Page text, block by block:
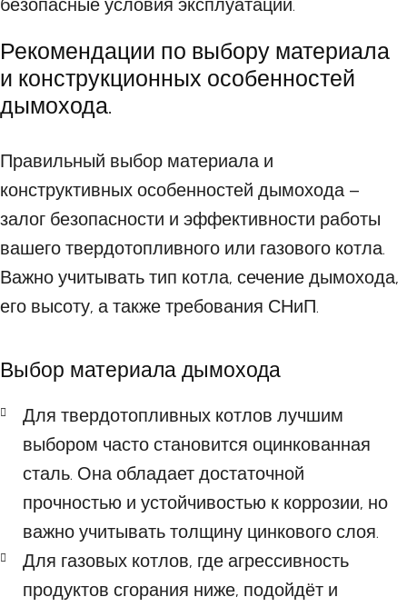
безопасные условия эксплуатации.
Рекомендации по выбору материала
и конструкционных особенностей
дымохода.
Правильный выбор материала и
конструктивных особенностей дымохода –
залог безопасности и эффективности работы
вашего твердотопливного или газового котла.
Важно учитывать тип котла, сечение дымохода,
его высоту, а также требования СНиП.
Выбор материала дымохода
Для твердотопливных котлов лучшим
выбором часто становится оцинкованная
сталь. Она обладает достаточной
прочностью и устойчивостью к коррозии, но
важно учитывать толщину цинкового слоя.
Для газовых котлов, где агрессивность
продуктов сгорания ниже, подойдёт и